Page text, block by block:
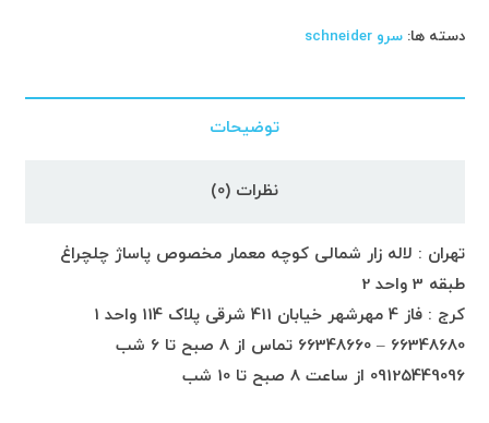
دسته ها:سرو schneider
توضیحات
نظرات (0)
تهران : لاله زار شمالی کوچه معمار مخصوص پاساژ چلچراغ
طبقه 3 واحد 2
کرج : فاز 4 مهرشهر خیابان 411 شرقی پلاک 114 واحد 1
66348680 – 66348660 تماس از 8 صبح تا 6 شب
09125449096 از ساعت 8 صبح تا 10 شب